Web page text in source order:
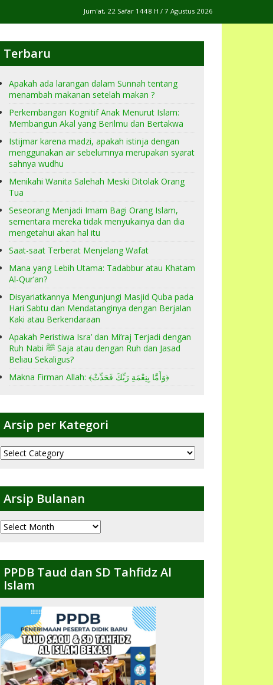
Jum'at, 22 Safar 1448 H / 7 Agustus 2026
Terbaru
Apakah ada larangan dalam Sunnah tentang
menambah makanan setelah makan ?
Perkembangan Kognitif Anak Menurut Islam:
Membangun Akal yang Berilmu dan Bertakwa
Istijmar karena madzi, apakah istinja dengan
menggunakan air sebelumnya merupakan syarat
sahnya wudhu
Menikahi Wanita Salehah Meski Ditolak Orang
Tua
Seseorang Menjadi Imam Bagi Orang Islam,
sementara mereka tidak menyukainya dan dia
mengetahui akan hal itu
Saat-saat Terberat Menjelang Wafat
Mana yang Lebih Utama: Tadabbur atau Khatam
Al-Qur’an?
Disyariatkannya Mengunjungi Masjid Quba pada
Hari Sabtu dan Mendatanginya dengan Berjalan
Kaki atau Berkendaraan
Apakah Peristiwa Isra’ dan Mi’raj Terjadi dengan
Ruh Nabi ﷺ Saja atau dengan Ruh dan Jasad
Beliau Sekaligus?
Makna Firman Allah: ﴾وَأَمَّا بِنِعْمَةِ رَبِّكَ فَحَدِّثْ﴿
Arsip per Kategori
Arsip
per
Arsip Bulanan
Arsip
Bulanan
PPDB Taud dan SD Tahfidz Al
Islam